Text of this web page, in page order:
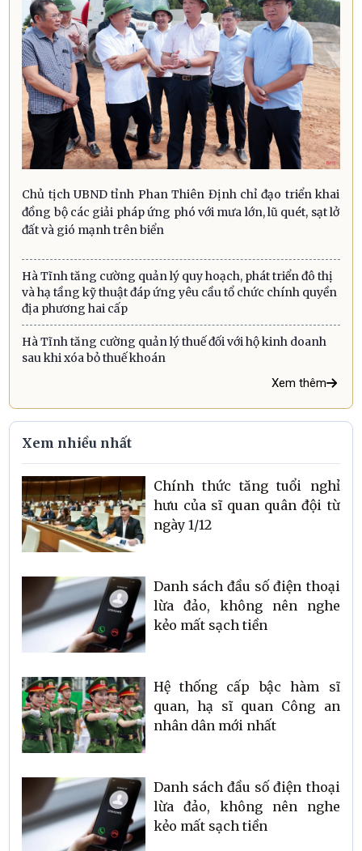
Chủ tịch UBND tỉnh Phan Thiên Định chỉ đạo triển khai
đồng bộ các giải pháp ứng phó với mưa lớn, lũ quét, sạt lở
đất và gió mạnh trên biển
Hà Tĩnh tăng cường quản lý quy hoạch, phát triển đô thị
và hạ tầng kỹ thuật đáp ứng yêu cầu tổ chức chính quyền
địa phương hai cấp
Hà Tĩnh tăng cường quản lý thuế đối với hộ kinh doanh
sau khi xóa bỏ thuế khoán
Xem thêm
Xem nhiều nhất
Chính thức tăng tuổi nghỉ
hưu của sĩ quan quân đội từ
ngày 1/12
Danh sách đầu số điện thoại
lừa đảo, không nên nghe
kẻo mất sạch tiền
Hệ thống cấp bậc hàm sĩ
quan, hạ sĩ quan Công an
nhân dân mới nhất
Danh sách đầu số điện thoại
lừa đảo, không nên nghe
kẻo mất sạch tiền